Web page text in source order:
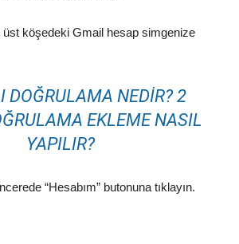
üst köşedeki Gmail hesap simgenize
DOĞRULAMA NEDIR? 2
EKLEME NASIL
YAPILIR?
“Hesabım” butonuna tıklayın.